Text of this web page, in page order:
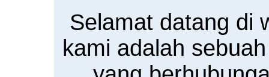
Selamat datang di
kami adalah